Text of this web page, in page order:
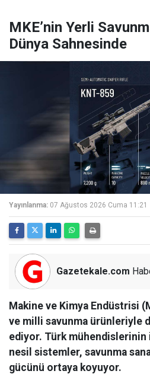
MKE’nin Yerli
Dünya Sahnesinde
Yayınlanma: 07 Ağustos 2026 Cuma 11:21
Gazetekale.com
Makine ve Kimya Endüstrisi
ve milli savunma ürünleriyle
ediyor. Türk mühendislerinin
nesil sistemler, savunma
gücünü ortaya koyuyor.